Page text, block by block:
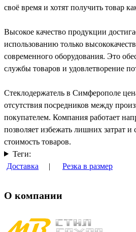
своё время и хотят получить товар
Высокое качество продукции
использованию только
современного оборудования. Это
службы товаров и удовлетворение
Стеклодержатель в Симферополе
отсутствия посредников между
покупателем. Компания работает
позволяет избежать лишних затрат
стоимость товаров.
Теги:
Доставка | Резка в размер
О компании